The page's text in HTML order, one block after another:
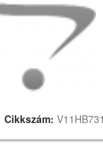
Cikkszám: